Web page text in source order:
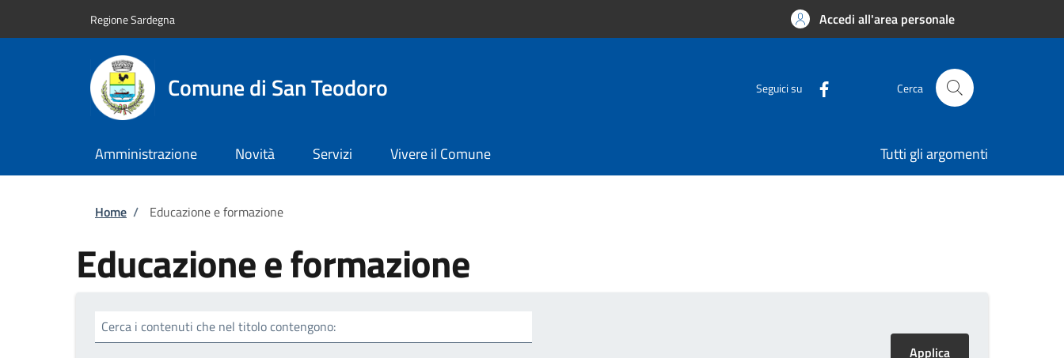
Regione Sardegna Accedi all'area personale
Comune di San Teodoro Seguici su Cerca
Amministrazione Novità Servizi Vivere il Comune Tutti gli argomenti
Briciole di pane
Home / Educazione e formazione
Educazione e formazione
Cerca i contenuti che nel titolo contengono: